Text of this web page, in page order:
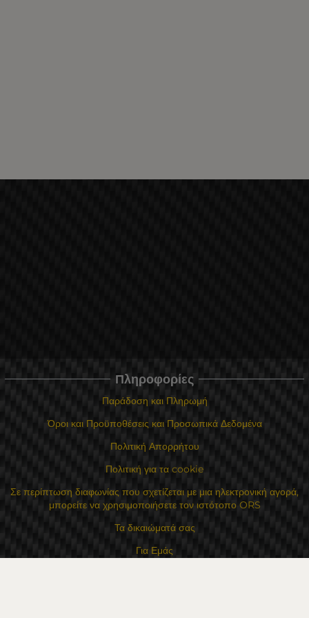
Πληροφορίες
Παράδοση και Πληρωμή
Όροι και Προϋποθέσεις και Προσωπικά Δεδομένα
Πολιτική Απορρήτου
Πολιτική για τα cookie
Σε περίπτωση διαφωνίας που σχετίζεται με μια ηλεκτρονική αγορά,
μπορείτε να χρησιμοποιήσετε τον ιστότοπο ORS
Τα δικαιώματά σας
Για Εμάς